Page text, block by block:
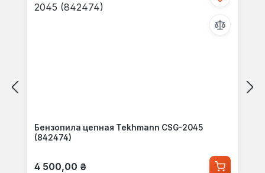
Бензопила цепная Tekhmann CSG-2045
(842474)
Обычная цена:
4 500,00 ₴